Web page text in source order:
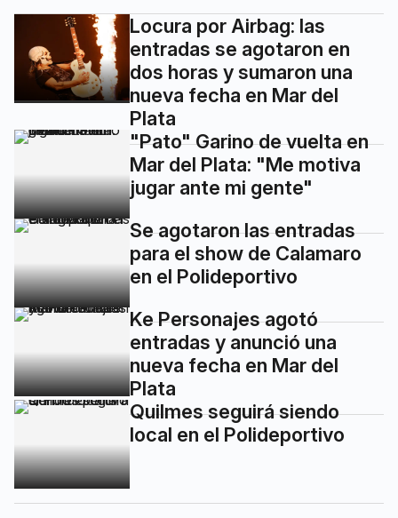
Locura por Airbag: las
entradas se agotaron en
dos horas y sumaron una
nueva fecha en Mar del
Plata
"Pato" Garino de vuelta en
Mar del Plata: "Me motiva
jugar ante mi gente"
Se agotaron las entradas
para el show de Calamaro
en el Polideportivo
Ke Personajes agotó
entradas y anunció una
nueva fecha en Mar del
Plata
Quilmes seguirá siendo
local en el Polideportivo